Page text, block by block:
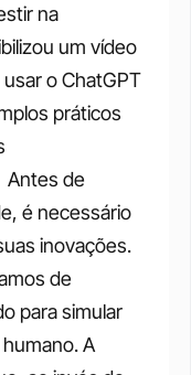
na
um vídeo
o ChatGPT
práticos
Antes de
é necessário
inovações.
de
para simular
A